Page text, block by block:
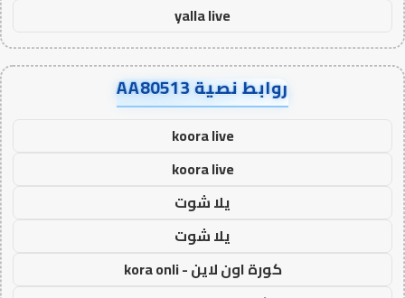
yalla live
روابط نصية AA80513
koora live
koora live
يلا شوت
يلا شوت
كورة اون لاين - kora onli